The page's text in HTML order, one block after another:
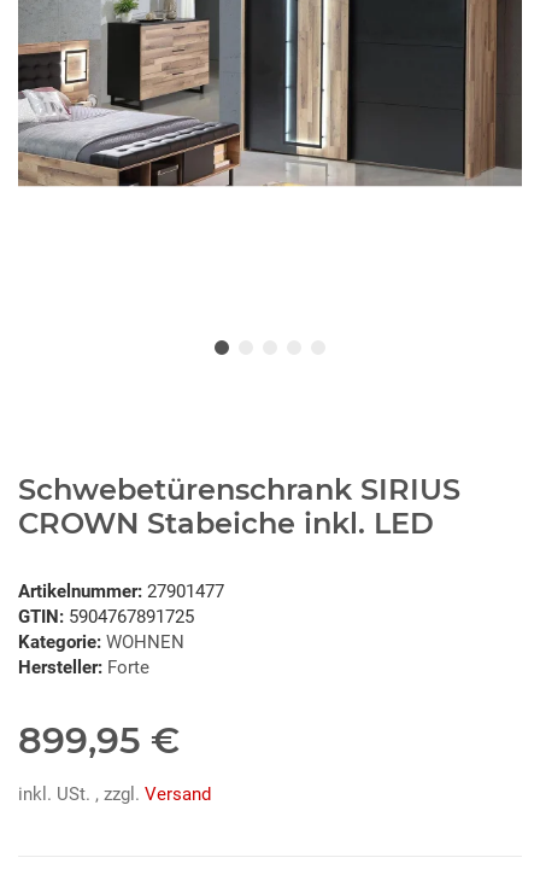
Schwebetürenschrank SIRIUS
CROWN Stabeiche inkl. LED
Artikelnummer: 27901477
GTIN: 5904767891725
Kategorie: WOHNEN
Hersteller: Forte
899,95 €
inkl. USt. , zzgl. Versand